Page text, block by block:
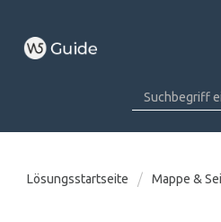
Lösungsstartseite Mappe &